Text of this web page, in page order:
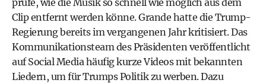
prüfe, wie die Musik so schnell wie möglich aus dem
Clip entfernt werden könne. Grande hatte die Trump-
Regierung bereits im vergangenen Jahr kritisiert. Das
Kommunikationsteam des Präsidenten veröffentlicht
auf Social Media häufig kurze Videos mit bekannten
Liedern, um für Trumps Politik zu werben. Dazu